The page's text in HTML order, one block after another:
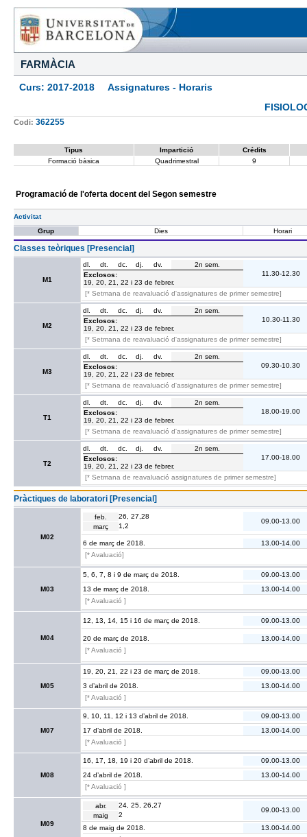
FARMÀCIA
Curs: 2017-2018 Assignatures - Horaris
Codi: 362255
Tipus Impartició
Crédits
Formació bàsica
Quadrimestral 9
Programació de l'oferta docent del Segon semestre
Activitat
Grup
Dies Horari
Classes teòriques [Presencial]
M1
dl. dt. dc. dj. dv.
2n sem.
Exclosos:
19, 20, 21, 22 i 23 de febrer.
11.30-12.30
[* Setmana de reavaluació d'assignatures de primer semestre]
M2
dl. dt. dc. dj. dv.
2n sem.
Exclosos:
19, 20, 21, 22 i 23 de febrer.
10.30-11.30
[* Setmana de reavaluació d'assignatures de primer semestre]
M3
dl. dt. dc. dj. dv.
2n sem.
Exclosos:
19, 20, 21, 22 i 23 de febrer.
09.30-10.30
[* Setmana de reavaluació d'assignatures de primer semestre]
T1
dl. dt. dc. dj. dv.
2n sem.
Exclosos:
19, 20, 21, 22 i 23 de febrer.
18.00-19.00
[* Setmana de reavaluació d'assignatures de primer semestre]
T2
dl. dt. dc. dj. dv.
2n sem.
Exclosos:
19, 20, 21, 22 i 23 de febrer.
17.00-18.00
[* Setmana de reavaluació assignatures de primer semestre]
Pràctiques de laboratori [Presencial]
M02
feb.
26, 27,28
març
1,2
09.00-13.00
6 de març de 2018.
13.00-14.00
[* Avaluació]
M03
5, 6, 7, 8 i 9 de març de 2018.
09.00-13.00
13 de març de 2018.
13.00-14.00
[* Avaluació ]
M04
12, 13, 14, 15 i 16 de març de 2018. 09.00-13.00
20 de març de 2018.
13.00-14.00
[* Avaluació ]
M05
19, 20, 21, 22 i 23 de març de 2018.
09.00-13.00
3 d’abril de 2018.
13.00-14.00
[* Avaluació ]
M07
9, 10, 11, 12 i 13 d’abril de 2018.
09.00-13.00
17 d’abril de 2018.
13.00-14.00
[* Avaluació ]
M08
16, 17, 18, 19 i 20 d’abril de 2018.
09.00-13.00
24 d’abril de 2018.
13.00-14.00
[* Avaluació ]
M09
abr.
24, 25, 26,27
maig
2
09.00-13.00
8 de maig de 2018.
13.00-14.00